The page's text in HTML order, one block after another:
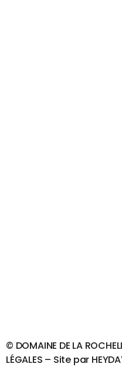
© DOMAINE DE LA
LÉGALES – Site par